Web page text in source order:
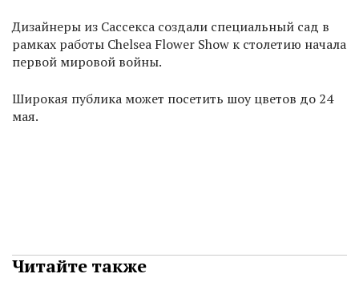
Дизайнеры из Сассекса создали специальный сад в
рамках работы Chelsea Flower Show к столетию начала
первой мировой войны.
Широкая публика может посетить шоу цветов до 24
мая.
Читайте также